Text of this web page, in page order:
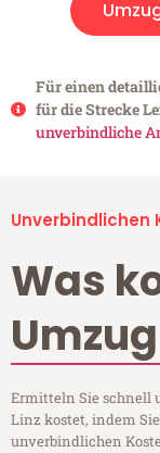
Für einen
für die Strecke
unverbindliche
Unverbindlichen
Was
Ermitteln Sie schnell
Linz kostet, indem
unverbindlichen